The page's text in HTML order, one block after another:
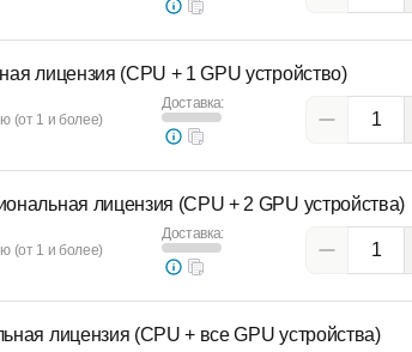
лицензия (CPU + 1 GPU устройство)
(от 1 и более)
Доставка:
лицензия (CPU + 2 GPU устройства)
(от 1 и более)
Доставка:
лицензия (CPU + все GPU устройства)